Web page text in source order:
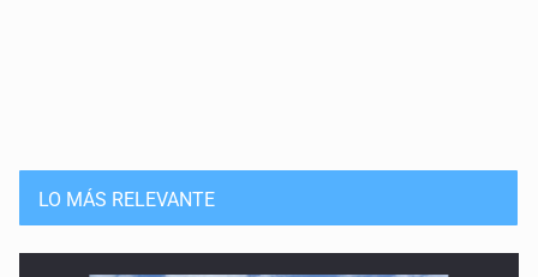
LO MÁS RELEVANTE